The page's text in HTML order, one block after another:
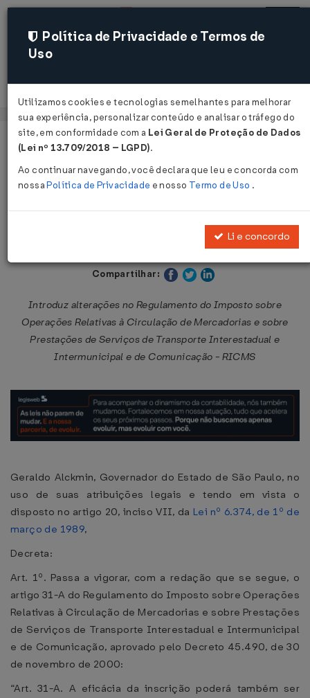
Acessar
Página Inicial Legislações
Decreto Nº 59170 DE 13/05/2013
Publicado no DOE - SP em 14 mai 2013
Compartilhar:
Introduz alterações no Regulamento do Imposto sobre
Operações Relativas à Circulação de Mercadorias e sobre
Prestações de Serviços de Transporte Interestadual e
Intermunicipal e de Comunicação - RICMS
Geraldo Alckmin, Governador do Estado de São Paulo, no
uso de suas atribuições legais e tendo em vista o
disposto no artigo 20, inciso VII, da Lei nº 6.374, de 1º de
março de 1989,
Decreta:
Art. 1º. Passa a vigorar, com a redação que se segue, o
artigo 31-A do Regulamento do Imposto sobre Operações
Relativas à Circulação de Mercadorias e sobre Prestações
de Serviços de Transporte Interestadual e Intermunicipal
e de Comunicação, aprovado pelo Decreto 45.490, de 30
de novembro de 2000:
“Art. 31-A. A eficácia da inscrição poderá também ser
Política de Privacidade e Termos de
Uso
Utilizamos cookies e tecnologias semelhantes para melhorar
sua experiência, personalizar conteúdo e analisar o tráfego do
site, em conformidade com a Lei Geral de Proteção de Dados
(Lei nº 13.709/2018 – LGPD).
Ao continuar navegando, você declara que leu e concorda com
nossaPolítica de Privacidade e nosso Termo de Uso .
Li e concordo